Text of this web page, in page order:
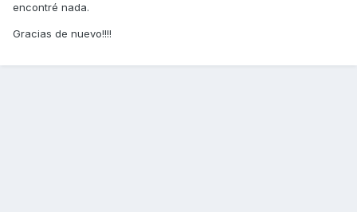
encontré nada.
Gracias de nuevo!!!!